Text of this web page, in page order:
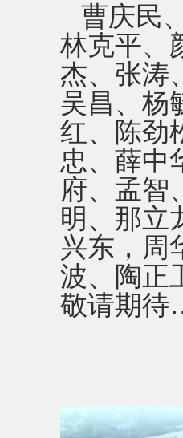
曹庆民
林克平、
杰、张涛
吴昌、杨
红、陈劲
忠、薛中
府、孟智
明、那立
兴东，周
波、陶正
敬请期